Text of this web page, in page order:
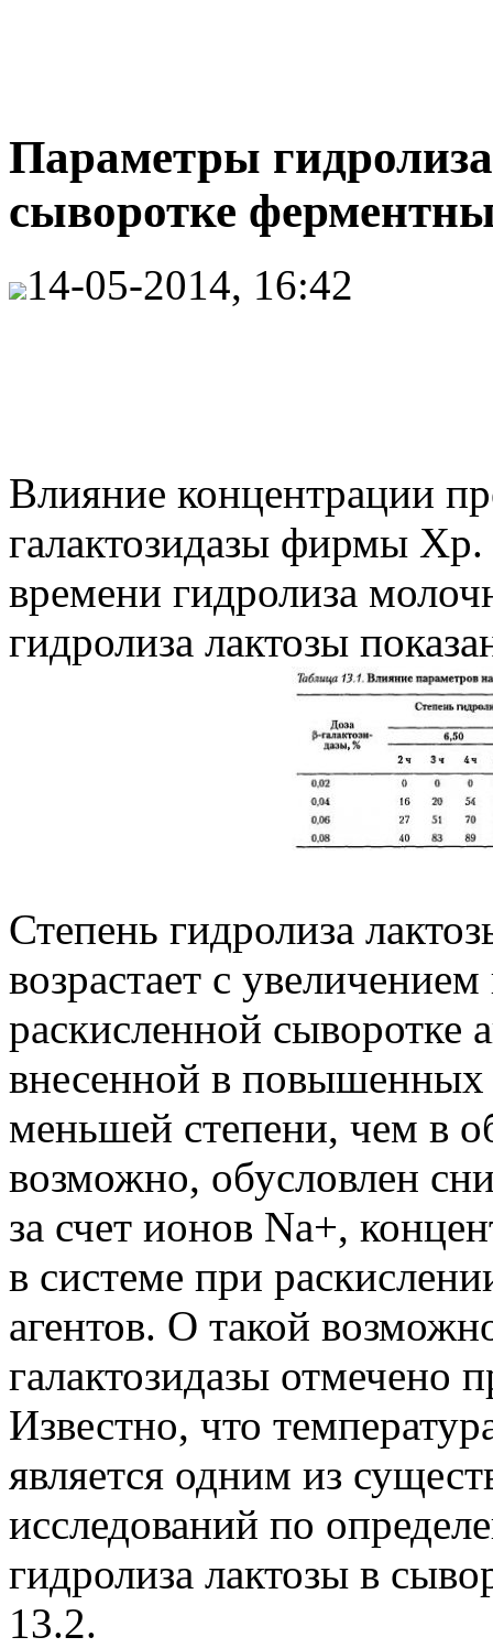
Параметры
сыворотке
14-05-2014, 16:42
Влияние концентрации
галактозидазы фирмы
времени гидролиза
гидролиза лактозы
Степень гидролиза
возрастает с
раскисленной сыворотке
внесенной в повышенных
меньшей степени, чем в
возможно, обусловлен
за счет ионов Na+,
в системе при
агентов. О такой
галактозидазы
Известно, что
является одним из
исследований по
гидролиза лактозы в
13.2.